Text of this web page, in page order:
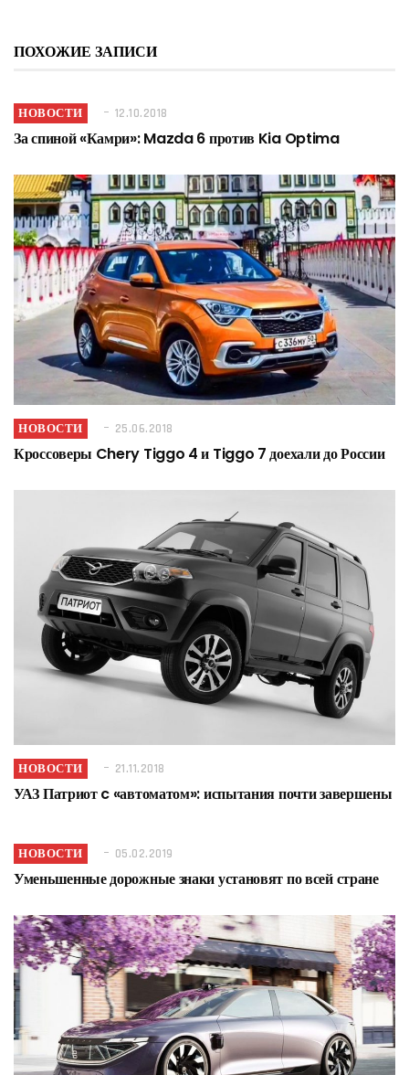
ПОХОЖИЕ ЗАПИСИ
НОВОСТИ 12.10.2018
За спиной «Камри»: Mazda 6 против Kia Optima
НОВОСТИ 25.06.2018
Кроссоверы Chery Tiggo 4 и Tiggo 7 доехали до России
НОВОСТИ 21.11.2018
УАЗ Патриот c «автоматом»: испытания почти завершены
НОВОСТИ 05.02.2019
Уменьшенные дорожные знаки установят по всей стране